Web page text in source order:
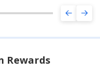
Rewards